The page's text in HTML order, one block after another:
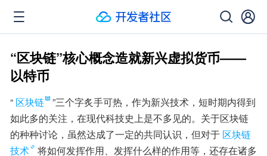
“区块链”核心概念造就新兴虚拟货币——
以特币
“ 区块链
”三个字炙手可热，作为新兴技术，短时期内得到
如此多的关注，在现代科技史上是不多见的。关于区块链
的种种讨论，虽然达成了一定的共同认识，但对于 区块链
技术
将如何发挥作用、发挥什么样的作用等，还存在诸多